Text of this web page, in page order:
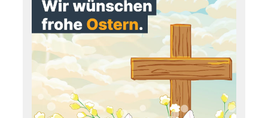
🤝 Der neue Konsolidierungskreis ist nun umso
wichtiger.
Nach der Sommerpause erwarten wir konkrete
Vorschläge und tragfähige Lösungen aus der
Verwaltung und den Fraktionen.
🎯 Unser Ziel bleibt:
▶️Ein handlungsfähiger Haushalt.
▶️Weniger Schulden.